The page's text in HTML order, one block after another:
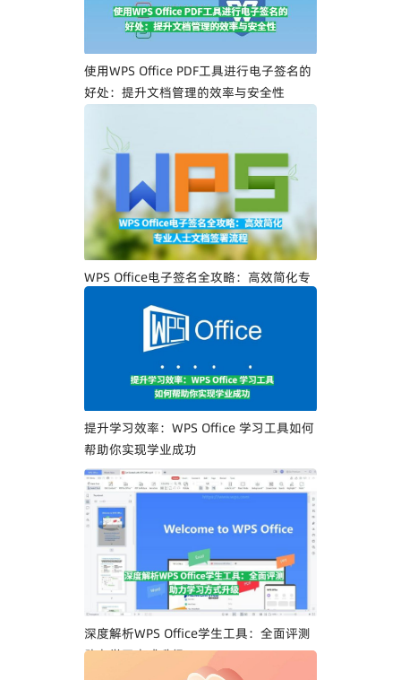
使用WPS Office PDF工具进行电子签名的
好处：提升文档管理的效率与安全性
WPS Office电子签名全攻略：高效简化专
提升学习效率：WPS Office 学习工具如何
帮助你实现学业成功
深度解析WPS Office学生工具：全面评测
助力学习方式升级